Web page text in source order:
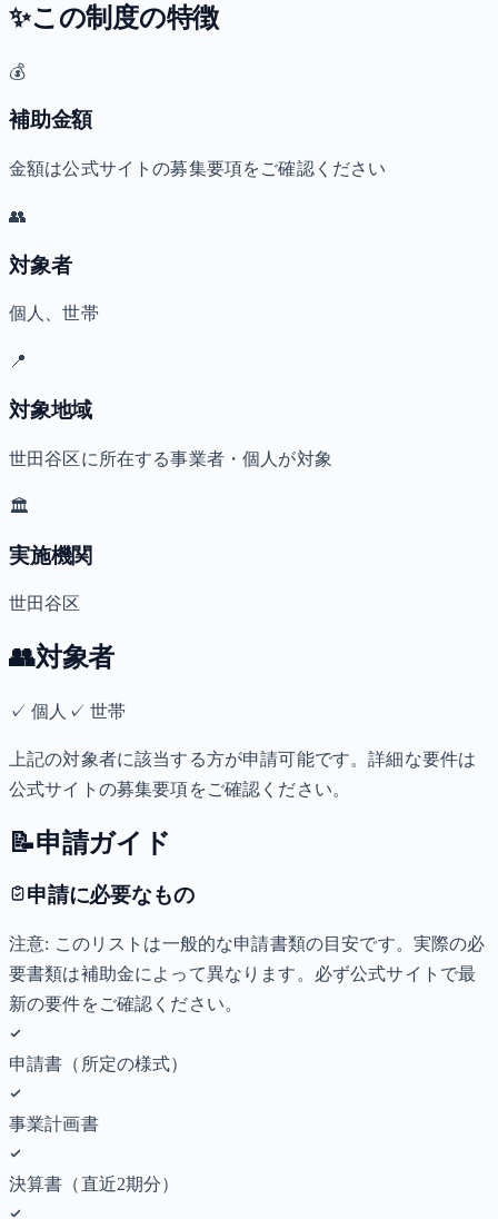
✨この制度の特徴
💰
補助金額
金額は公式サイトの募集要項をご確認ください
👥
対象者
個人、世帯
📍
対象地域
世田谷区に所在する事業者・個人が対象
🏛️
実施機関
世田谷区
👥対象者
✓個人 ✓ 世帯
上記の対象者に該当する方が申請可能です。詳細な要件は
公式サイトの募集要項をご確認ください。
📝申請ガイド
申請に必要なもの
注意: このリストは一般的な申請書類の目安です。実際の必
要書類は補助金によって異なります。必ず公式サイトで最
新の要件をご確認ください。
申請書（所定の様式）
事業計画書
決算書（直近2期分）